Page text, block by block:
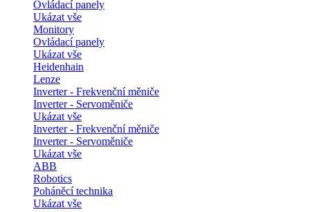
Ovládací panely
Ukázat vše
Monitory
Ovládací panely
Ukázat vše
Heidenhain
Lenze
Inverter - Frekvenční měniče
Inverter - Servoměniče
Ukázat vše
Inverter - Frekvenční měniče
Inverter - Servoměniče
Ukázat vše
ABB
Robotics
Poháněcí technika
Ukázat vše